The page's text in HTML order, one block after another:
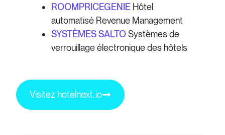
ROOMPRICEGENIE Hôtel
automatisé Revenue Management
SYSTÈMES SALTOSystèmes de
verrouillage électronique des hôtels
Visitez hotelnext.io